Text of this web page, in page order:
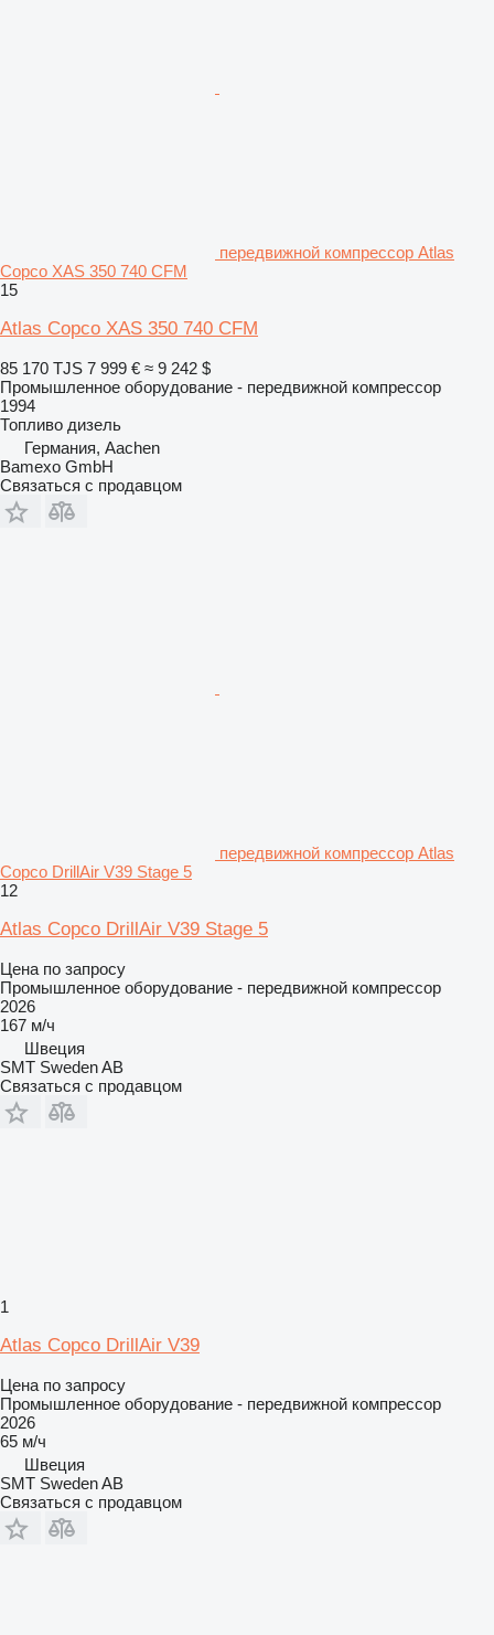
передвижной компрессор Atlas
Copco XAS 350 740 CFM
15
Atlas Copco XAS 350 740 CFM
85 170 TJS 7 999 € ≈ 9 242 $
Промышленное оборудование - передвижной компрессор
1994
Топливо дизель
Германия, Aachen
Bamexo GmbH
Связаться с продавцом
передвижной компрессор Atlas
Copco DrillAir V39 Stage 5
12
Atlas Copco DrillAir V39 Stage 5
Цена по запросу
Промышленное оборудование - передвижной компрессор
2026
167 м/ч
Швеция
SMT Sweden AB
Связаться с продавцом
1
Atlas Copco DrillAir V39
Цена по запросу
Промышленное оборудование - передвижной компрессор
2026
65 м/ч
Швеция
SMT Sweden AB
Связаться с продавцом